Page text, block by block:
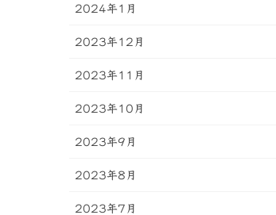
2024年1月
2023年12月
2023年11月
2023年10月
2023年9月
2023年8月
2023年7月